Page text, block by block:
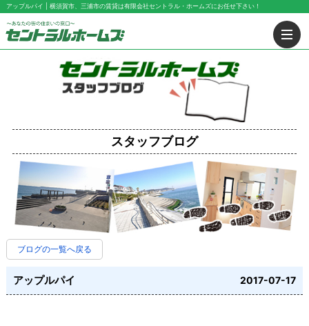
アップルパイ | 横須賀市、三浦市の賃貸は有限会社セントラル・ホームズにお任せ下さい！
スタッフブログ
ブログの一覧へ戻る
アップルパイ 2017-07-17